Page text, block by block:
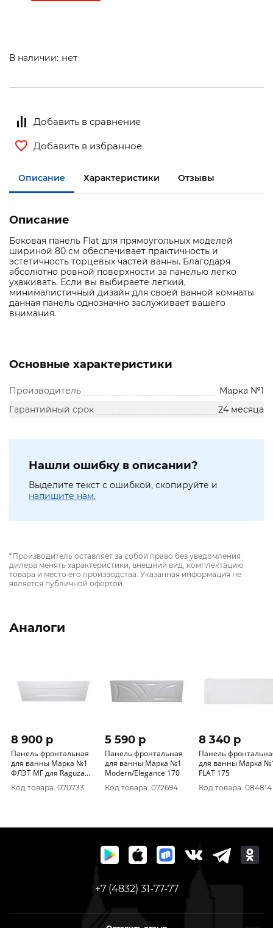
В наличии: нет
Добавить в сравнение
Добавить в избранное
Описание Характеристики Отзывы
Описание
Боковая панель Flat для прямоугольных моделей
шириной 80 см обеспечивает практичность и
эстетичность торцевых частей ванны. Благодаря
абсолютно ровной поверхности за панелью легко
ухаживать. Если вы выбираете легкий,
минималистичный дизайн для своей ванной комнаты
данная панель однозначно заслуживает вашего
внимания.
Основные характеристики
Производитель
Марка №1
Гарантийный срок
24 месяца
Нашли ошибку в описании?
Выделите текст с ошибкой, скопируйте и
напишите нам.
*Производитель оставляет за собой право без уведомления
дилера менять характеристики, внешний вид, комплектацию
товара и место его производства. Указанная информация не
является публичной офертой
Аналоги
8 900 p
Панель фронтальная
для ванны Марка №1
ФЛЭТ МГ для Raguza
190
Код товара: 070733
5 590 p
Панель фронтальная
для ванны Марка №1
Modern/Elegance 170
Код товара: 072694
8 340 p
Панель
для ванны Марка
FLAT 175
Код товара: 084814
+7 (4832) 31-77-77